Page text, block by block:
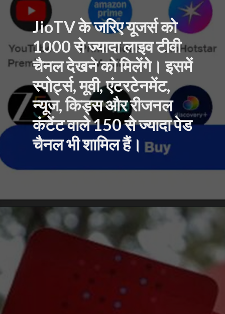
JioTV के जरिए यूजर्स को
1000 से ज्यादा लाइव टीवी
चैनल देखने को मिलेंगे। इसमें
स्पोर्ट्स, मूवी, एंटरटेनमेंट,
न्यूज, किड्स और रीजनल
कंटेंट वाले 150 से ज्यादा पेड
चैनल भी शामिल हैं।